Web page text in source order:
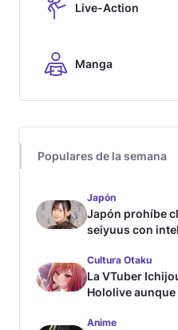
Live-Action
Manga
Populares de la semana
Japón
Japón prohíbe
seiyuus con
Cultura Otaku
La VTuber
Hololive aunque
Anime